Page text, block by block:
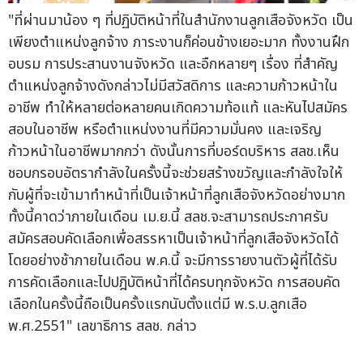
"ที่ผ่านมาน้อง ๆ ที่ปฏิบัติหน้าที่ในสำนักงานลูกเสือจังหวัด เป็น
เพียงตำแหน่งลูกจ้าง ภาระงานก็ค่อนข้างเยอะมาก ทั้งงานฝึก
อบรม การประสานงานจังหวัด และอืกหลายๆ เรื่อง ที่สำคัญ
ตำแหน่งลูกจ้างดังกล่าวไม่มีสวัสดิการ และความก้าวหน้าใน
อาชีพ ทำให้หลายต่อหลายคนเกิดความท้อแท้ และหันไปสมัคร
สอบในอาชีพ หรือตำแหน่งงานที่มีความมั่นคง และเจริญ
ก้าวหน้าในอาชีพมากกว่า ดังนั้นการที่บอร์ดบริหาร สลช.เห็น
ชอบกรอบอัตรากำลังในครั้งนี้จะช่วยสร้างขวัญและกำลังใจให้
กับผู้ที่จะเข้ามาทำหน้าที่เป็นเจ้าหน้าที่ลูกเสือจังหวัดอย่างมาก
ทั้งนี้คาดว่าภายในเดือน เม.ย.นี้ สลช.จะสามารถประกาศรับ
สมัครสอบคัดเลือกเพื่อสรรหาเป็นเจ้าหน้าที่ลูกเสือจังหวัดได้
โดยอย่างช้าภายในเดือน พ.ค.นี้ จะมีการรายงานตัวผู้ที่ได้รับ
การคัดเลือกและไปปฎิบัติหน้าที่ได้ครบทุกจังหวัด การสอบคัด
เลือกในครั้งนี้ถือเป็นครั้งแรกนับตั้งแต่มี พ.ร.บ.ลูกเสือ
พ.ศ.2551" เลขาธิการ สลช. กล่าว